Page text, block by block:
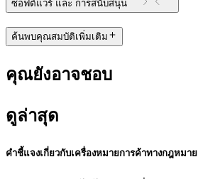
ซอฟต์แวร์ และ การสนับสนุน
ค้นพบคุณสมบัติเพิ่มเติม
คุณยังอาจชอบ
ดูล่าสุด
คำชี้แจงเกี่ยวกับเครื่องหมายการค้าทางกฎหมาย